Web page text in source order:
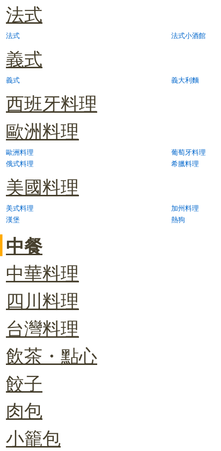
法式
法式 法式小酒館
義式
義式 義大利麵
西班牙料理
歐洲料理
歐洲料理
葡萄牙料理
俄式料理
希臘料理
美國料理
美式料理
加州料理
漢堡
熱狗
中餐
中華料理
四川料理
台灣料理
飲茶・點心
餃子
肉包
小籠包